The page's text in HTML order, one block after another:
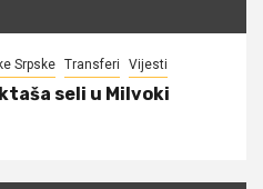
Srpske Transferi Vijesti
seli u Milvoki